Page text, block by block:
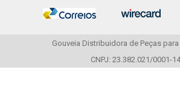
Gouveia Distribuidora de Peças
CNPJ: 23.382.021/0001-14